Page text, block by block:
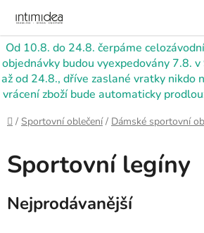
obsah
Od 10.8. do 24.8. čerpáme
objednávky budou vyexpedovány 7.8.
až od 24.8., dříve zaslané vratky nikdo
vrácení zboží bude automaticky
Domů
/ Sportovní oblečení / Dámské sportovní
Sportovní legíny
Nejprodávanější